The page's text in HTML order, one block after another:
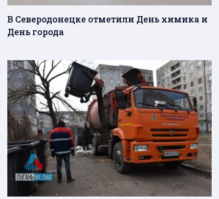
В Северодонецке отметили День химика и
День города